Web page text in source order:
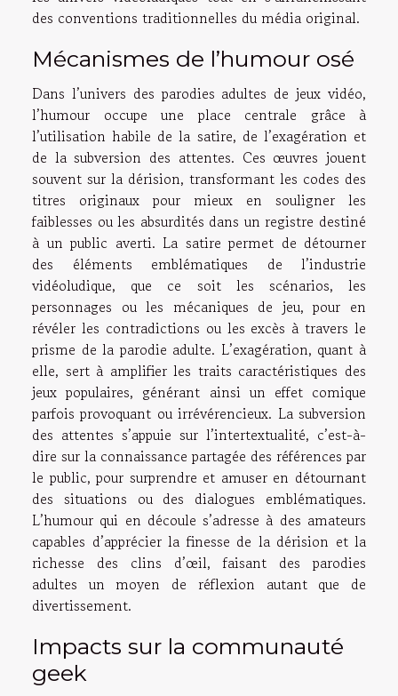
des conventions traditionnelles du média original.
Mécanismes de l’humour osé
Dans l’univers des parodies adultes de jeux vidéo,
l’humour occupe une place centrale grâce à
l’utilisation habile de la satire, de l’exagération et
de la subversion des attentes. Ces œuvres jouent
souvent sur la dérision, transformant les codes des
titres originaux pour mieux en souligner les
faiblesses ou les absurdités dans un registre destiné
à un public averti. La satire permet de détourner
des éléments emblématiques de l’industrie
vidéoludique, que ce soit les scénarios, les
personnages ou les mécaniques de jeu, pour en
révéler les contradictions ou les excès à travers le
prisme de la parodie adulte. L’exagération, quant à
elle, sert à amplifier les traits caractéristiques des
jeux populaires, générant ainsi un effet comique
parfois provoquant ou irrévérencieux. La subversion
des attentes s’appuie sur l’intertextualité, c’est-à-
dire sur la connaissance partagée des références par
le public, pour surprendre et amuser en détournant
des situations ou des dialogues emblématiques.
L’humour qui en découle s’adresse à des amateurs
capables d’apprécier la finesse de la dérision et la
richesse des clins d’œil, faisant des parodies
adultes un moyen de réflexion autant que de
divertissement.
Impacts sur la communauté
geek